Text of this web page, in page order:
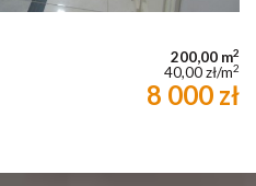
200,00 m2
40,00 zł/m2
8 000 zł